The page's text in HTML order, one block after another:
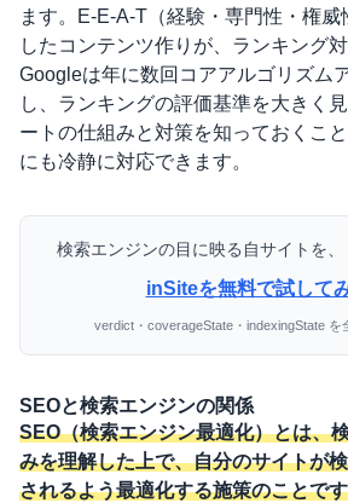
ます。 E-E-A-T（経験・専門性・権威
したコンテンツ作りが、ランキング対
Googleは年に数回 コアアルゴリズム
し、ランキングの評価基準を大きく
ートの仕組みと対策を知っておくこ
にも冷静に対応できます。
検索エンジンの目に映る自サイトを、
inSiteを無料で試して
verdict・coverageState・indexingState を
SEOと検索エンジンの関係
SEO（検索エンジン最適化）とは、
みを理解した上で、自分のサイトが
されるよう最適化する施策のことで